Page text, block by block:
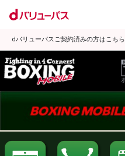
dバリューパスご契約済みの方はこちら